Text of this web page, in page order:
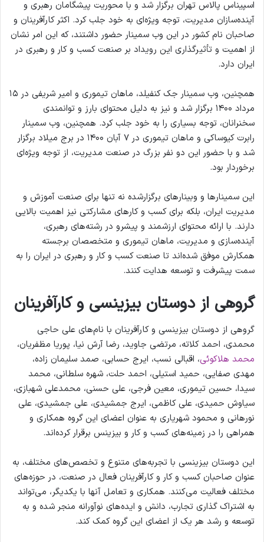
اسپیناس پالاس تهران برگزار شد و با محوریت پیشگامان رهبری و
آینده‌سازان مدیریت، توجه ویژه‌ای به خود جلب کرد. اکثر کارآفرینان و
صاحبان نام کشور در این وب سمینار حضور داشتند، که این امر نشان
از اهمیت و تأثیرگذاری این رویداد بر صنعت کسب و کار و رهبری در
ایران دارد.
همچنین، وب سمینار جک کنفیلد، ماهان تیموری و امیر شریفی در ۱۵
مرداد ۱۴۰۰ برگزار شد و نیز به دلیل محتوای بارز و توانمندی
سخنرانان، توجه بسیاری را به خود جلب کرد. همچنین، وب سمینار
رابرت کیوساکی و ماهان تیموری در ۷ آبان ۱۴۰۰ در برج میلاد برگزار
شد و با حضور این دو نفر بزرگ در صنعت مدیریت، از توجه ویژه‌ای
برخوردار بود.
این سمینارها و وبینارهای برگزارشده نه تنها برای صنعت آموزش و
مدیریت ایران، بلکه برای کسب و کارهای مشارکتی نیز اهمیت بالایی
دارند. با ارائه محتوای ارزشمند و پیشرو در رشته‌های رهبری،
آینده‌سازی و مدیریت، ماهان تیموری و متخصصان برجسته
همکارش موفق شده‌اند تا صنعت کسب و کار و رهبری در ایران را به
سمت پیشرفت و توسعه هدایت کنند.
گروهی از دوستان بیزینسی و کارآفرینان
گروهی از دوستان بیزینسی و کارآفرینان با نام‌های علی حاجی
محمدی، احمد کلاته، مرتضی جاوید، رضا آرش نیا، پوریا مظفریان،
محمد هلاکوئی، اقبالی نسب، ایرج حسابی، صمد سلیمان زاده،
مهدی صفایی، حمید استیلی، احمد حلت، شهره سلطانی، محمد
سیدا، حسین تیموری، معین فرجی، علی حسنی، محمدعلی شهبازی،
سیاوش حمیدی، علی کاظمی، ایرج جمشیدی، علی جمشیدی، علی
نورهانی و محمود شهریاری به عنوان اعضای این گروه همکاری و
همراهی را در زمینه‌های کسب و کار و بیزینس برقرار کرده‌اند.
این دوستان بیزینسی با تجربه‌های متنوع و تخصص‌های مختلف، به
عنوان صاحبان کسب و کار و کارآفرینان فعال در صنعت، در حوزه‌های
مختلف فعالیت می‌کنند. همکاری و تعامل آنها با یکدیگر، می‌تواند
به اشتراک گذاری تجارب، دانش و ایده‌های نوآورانه منجر شده و به
توسعه و رشد هر یک از اعضای این گروه کمک کند.